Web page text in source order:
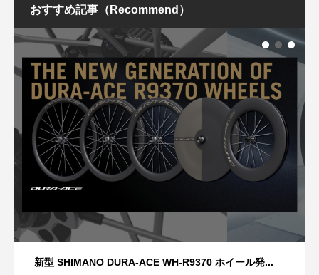
おすすめ記事（Recommend）
新型 SHIMANO DURA-ACE WH-R9370 ホイール発...